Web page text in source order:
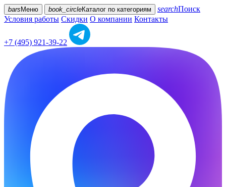
bars Меню book_circleКаталог по категориям searchПоиск
Условия работы Скидки О компании Контакты
+7 (495) 921-39-22